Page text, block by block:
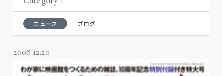
ニュース ブログ
2008.12.20